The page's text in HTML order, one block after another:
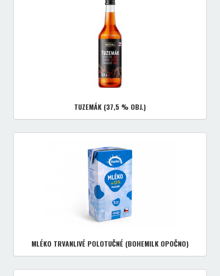
TUZEMÁK (37,5 % OBJ.)
MLÉKO TRVANLIVÉ POLOTUČNÉ (BOHEMILK OPOČNO)